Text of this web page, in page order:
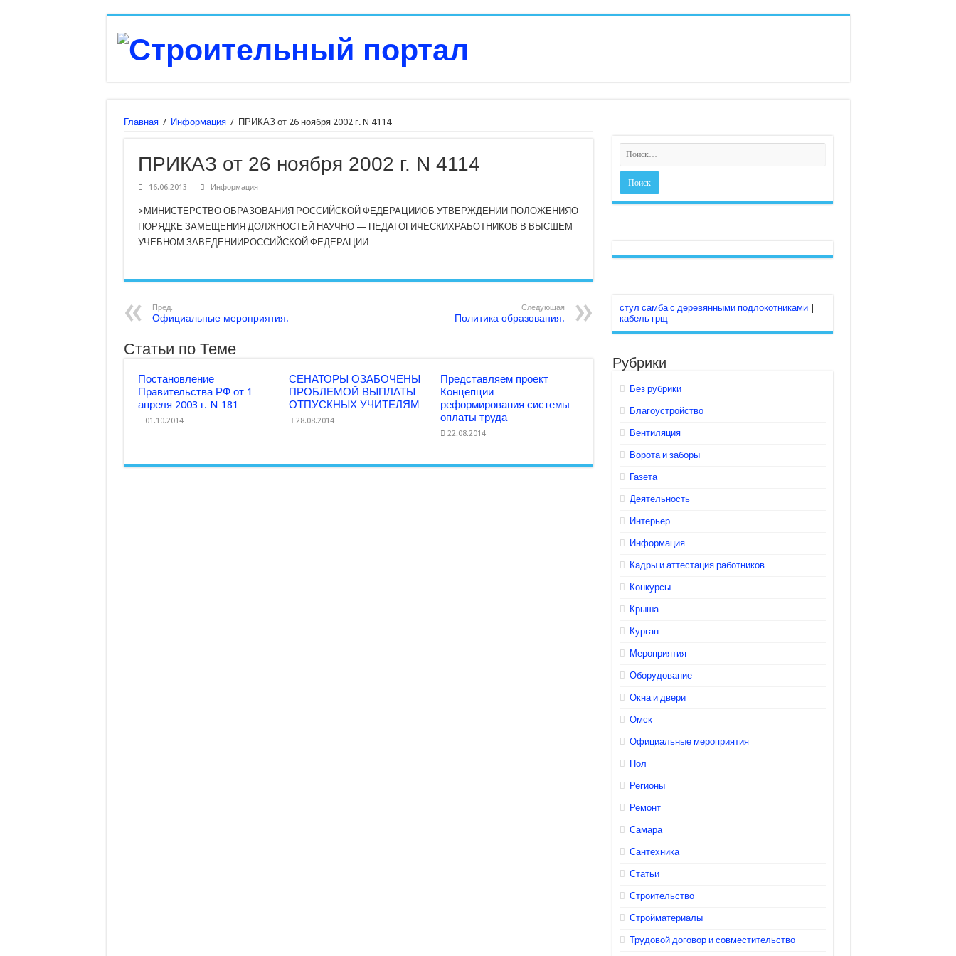
Главная / Информация / ПРИКАЗ от 26 ноября 2002 г. N 4114
ПРИКАЗ от 26 ноября 2002 г. N 4114
16.06.2013 Информация
>МИНИСТЕРСТВО ОБРАЗОВАНИЯ РОССИЙСКОЙ ФЕДЕРАЦИИОБ УТВЕРЖДЕНИИ ПОЛОЖЕНИЯО
ПОРЯДКЕ ЗАМЕЩЕНИЯ ДОЛЖНОСТЕЙ НАУЧНО — ПЕДАГОГИЧЕСКИХРАБОТНИКОВ В ВЫСШЕМ
УЧЕБНОМ ЗАВЕДЕНИИРОССИЙСКОЙ ФЕДЕРАЦИИ
Пред.
Официальные мероприятия.
Следующая
Политика образования.
Статьи по Теме
Постановление
Правительства РФ от 1
апреля 2003 г. N 181
01.10.2014
СЕНАТОРЫ ОЗАБОЧЕНЫ
ПРОБЛЕМОЙ ВЫПЛАТЫ
ОТПУСКНЫХ УЧИТЕЛЯМ
28.08.2014
Представляем проект
Концепции
реформирования системы
оплаты труда
22.08.2014
стул самба с деревянными подлокотниками|
кабель грщ
Рубрики
Без рубрики
Благоустройство
Вентиляция
Ворота и заборы
Газета
Деятельность
Интерьер
Информация
Кадры и аттестация работников
Конкурсы
Крыша
Курган
Мероприятия
Оборудование
Окна и двери
Омск
Официальные мероприятия
Пол
Регионы
Ремонт
Самара
Сантехника
Статьи
Строительство
Стройматериалы
Трудовой договор и совместительство